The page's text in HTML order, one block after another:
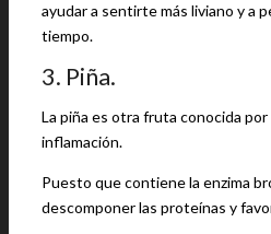
ayudar a sentirte más liviano y a
tiempo.
3. Piña.
La piña es otra fruta conocida
inflamación.
Puesto que contiene la enzima
descomponer las proteínas y